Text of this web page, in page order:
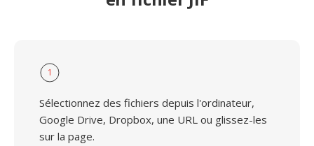
1
Sélectionnez des fichiers depuis l'ordinateur,
Google Drive, Dropbox, une URL ou glissez-les
sur la page.